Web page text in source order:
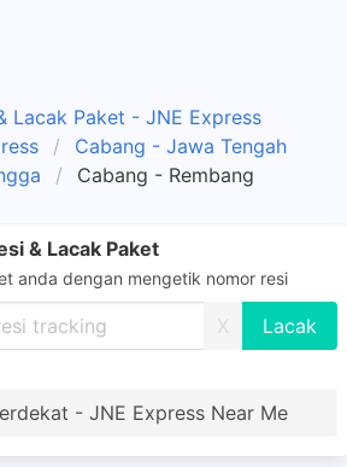
Lacak Paket - JNE Express
Cabang - Jawa Tengah
Cabang - Rembang
& Lacak Paket
anda dengan mengetik nomor resi
X
- JNE Express Near Me